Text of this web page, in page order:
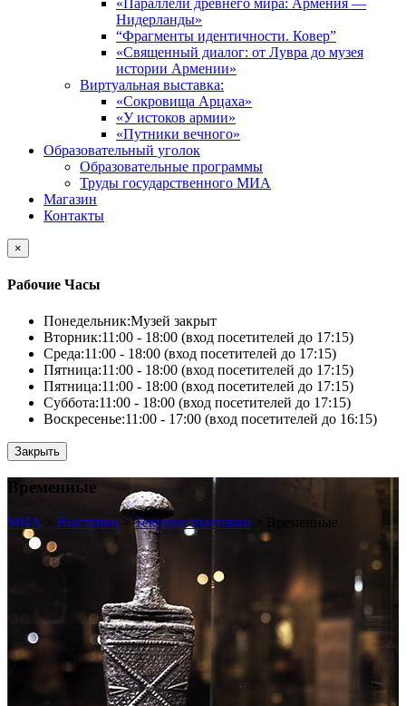
«Параллели древнего мира: Армения —
Нидерланды»
“Фрагменты идентичности. Ковер”
«Священный диалог: от Лувра до музея
истории Армении»
Виртуальная выставка:
«Сокровища Арцаха»
«У истоков армии»
«Путники вечного»
Образовательный уголок
Образовательные программы
Труды государственного МИА
Магазин
Контакты
×
Рабочие Часы
Понедельник:Музей закрыт
Вторник:11:00 - 18:00 (вход посетителей до 17:15)
Среда:11:00 - 18:00 (вход посетителей до 17:15)
Пятница:11:00 - 18:00 (вход посетителей до 17:15)
Пятница:11:00 - 18:00 (вход посетителей до 17:15)
Суббота:11:00 - 18:00 (вход посетителей до 17:15)
Воскресенье:11:00 - 17:00 (вход посетителей до 16:15)
Закрыть
Временные
МИА Выставки >Текущие выставки Временные